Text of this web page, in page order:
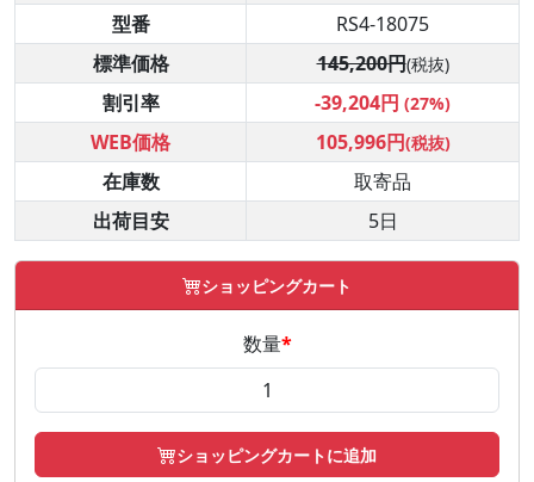
型番
RS4-18075
標準価格
145,200円(税抜)
割引率 -39,204円 (27%)
WEB価格 105,996円(税抜)
在庫数
取寄品
出荷目安
5日
ショッピングカート
数量*
ショッピングカートに追加